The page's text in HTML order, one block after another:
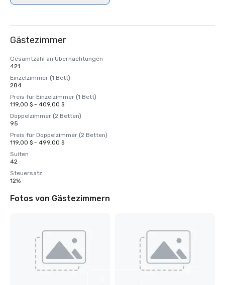
Gästezimmer
Gesamtzahl an Übernachtungen
421
Einzelzimmer (1 Bett)
284
Preis für Einzelzimmer (1 Bett)
119,00 $ - 409,00 $
Doppelzimmer (2 Betten)
95
Preis für Doppelzimmer (2 Betten)
119,00 $ - 499,00 $
Suiten
42
Steuersatz
12%
Fotos von Gästezimmern